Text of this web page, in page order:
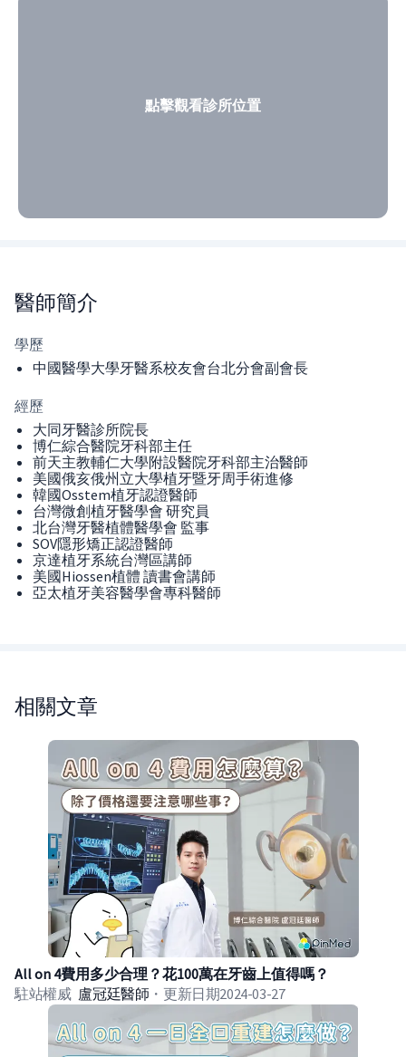
點擊觀看診所位置
醫師簡介
學歷
中國醫學大學牙醫系校友會台北分會副會長
經歷
大同牙醫診所院長
博仁綜合醫院牙科部主任
前天主教輔仁大學附設醫院牙科部主治醫師
美國俄亥俄州立大學植牙暨牙周手術進修
韓國Osstem植牙認證醫師
台灣微創植牙醫學會 研究員
北台灣牙醫植體醫學會 監事
SOV隱形矯正認證醫師
京達植牙系統台灣區講師
美國Hiossen植體 讀書會講師
亞太植牙美容醫學會專科醫師
相關文章
All on 4費用多少合理？花100萬在牙齒上值得嗎？
駐站權威 盧冠廷醫師 ・更新日期2024-03-27